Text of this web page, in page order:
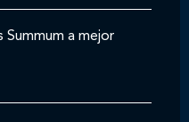
Summum a mejor